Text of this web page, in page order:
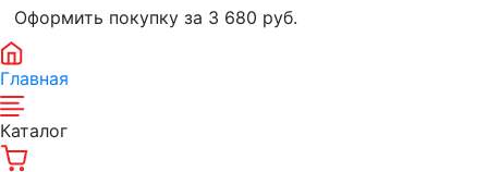
Оформить покупку за 3 680 руб.
Главная
Каталог